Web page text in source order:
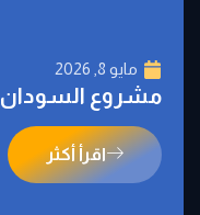
مايو 8, 2026
مشروع‭ ‬السودان‭ ‬الكبير‭ ‬يتجاوز‭ ‬دول‭ ‬الطوق
اقرأ أكثر